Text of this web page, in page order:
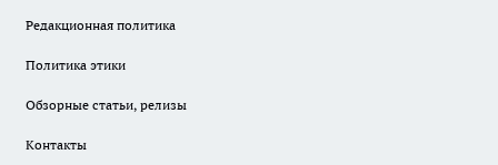
Редакционная политика
Политика этики
Обзорные статьи, релизы
Контакты